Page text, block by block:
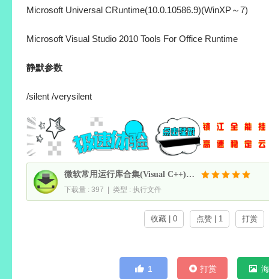
Microsoft Universal CRuntime(10.0.10586.9)(WinXP～7)
Microsoft Visual Studio 2010 Tools For Office Runtime
静默参数
/silent /verysilent
微软常用运行库合集(Visual C++) v26.06.07
下载量 : 397 | 类型 : 执行文件
收藏 | 0 点赞 | 1 打赏
1 打赏